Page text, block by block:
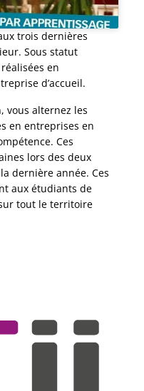
trois dernières
Sous statut
en
d’accueil.
vous alternez les
en entreprises en
Ces
lors des deux
dernière année. Ces
aux étudiants de
tout le territoire